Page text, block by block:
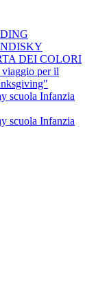
DEI COLORI
per il
scuola Infanzia
scuola Infanzia